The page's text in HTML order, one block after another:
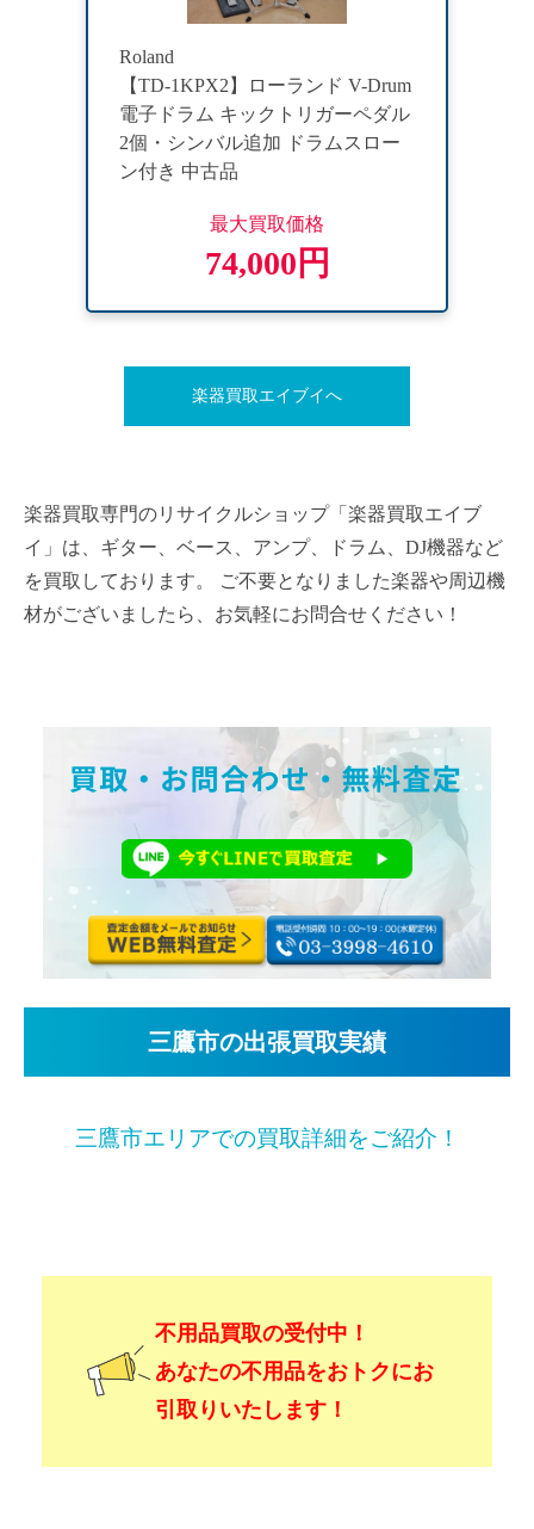
Roland
【TD-1KPX2】ローランド V-Drum
電子ドラム キックトリガーペダル
2個・シンバル追加 ドラムスロー
ン付き 中古品
最大買取価格
74,000円
楽器買取エイブイへ
楽器買取専門のリサイクルショップ「楽器買取エイブ
イ」は、ギター、ベース、アンプ、ドラム、DJ機器など
を買取しております。 ご不要となりました楽器や周辺機
材がございましたら、お気軽にお問合せください！
三鷹市の出張買取実績
三鷹市エリアでの買取詳細をご紹介！
不用品買取の受付中！
あなたの不用品をおトクにお
引取りいたします！